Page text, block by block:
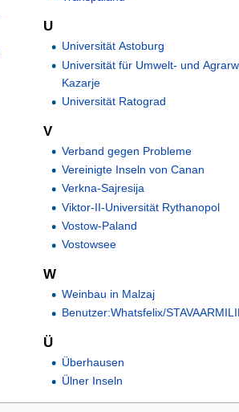
U
Universität Astoburg
Universität für Umwelt- und
Kazarje
Universität Ratograd
V
Verband gegen Probleme
Vereinigte Inseln von Canan
Verkna-Sajresija
Viktor-II-Universität Rythanopol
Vostow-Paland
Vostowsee
W
Weinbau in Malzaj
Benutzer:Whatsfelix/
Ü
Überhausen
Ülner Inseln